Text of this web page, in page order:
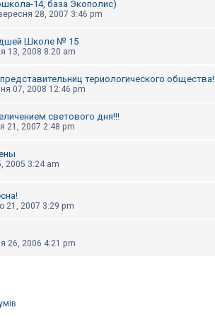
14, база Экополис)
28, 2007 3:46 pm
Школе № 15
13, 2008 8:20 am
териологического общества!
07, 2008 12:46 pm
светового дня!!!
21, 2007 2:48 pm
2005 3:24 am
21, 2007 3:29 pm
26, 2006 4:21 pm